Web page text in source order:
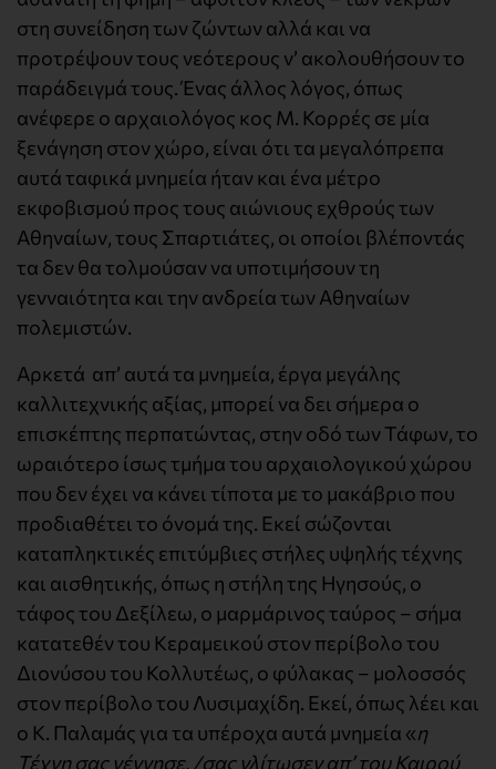
στη συνείδηση των ζώντων αλλά και να
προτρέψουν τους νεότερους ν’ ακολουθήσουν το
παράδειγμά τους. Ένας άλλος λόγος, όπως
ανέφερε ο αρχαιολόγος κος Μ. Κορρές σε μία
ξενάγηση στον χώρο, είναι ότι τα μεγαλόπρεπα
αυτά ταφικά μνημεία ήταν και ένα μέτρο
εκφοβισμού προς τους αιώνιους εχθρούς των
Αθηναίων, τους Σπαρτιάτες, οι οποίοι βλέποντάς
τα δεν θα τολμούσαν να υποτιμήσουν τη
γενναιότητα και την ανδρεία των Αθηναίων
πολεμιστών.
Αρκετά απ’ αυτά τα μνημεία, έργα μεγάλης
καλλιτεχνικής αξίας, μπορεί να δει σήμερα ο
επισκέπτης περπατώντας, στην οδό των Τάφων, το
ωραιότερο ίσως τμήμα του αρχαιολογικού χώρου
που δεν έχει να κάνει τίποτα με το μακάβριο που
προδιαθέτει το όνομά της. Εκεί σώζονται
καταπληκτικές επιτύμβιες στήλες υψηλής τέχνης
και αισθητικής, όπως η στήλη της Ηγησούς, ο
τάφος του Δεξίλεω, ο μαρμάρινος ταύρος – σήμα
κατατεθέν του Κεραμεικού στον περίβολο του
Διονύσου του Κολλυτέως, ο φύλακας – μολοσσός
στον περίβολο του Λυσιμαχίδη. Εκεί, όπως λέει και
ο Κ. Παλαμάς για τα υπέροχα αυτά μνημεία «η
Τέχνη σας γέννησε, /σας γλίτωσεν απ’ του Καιρού